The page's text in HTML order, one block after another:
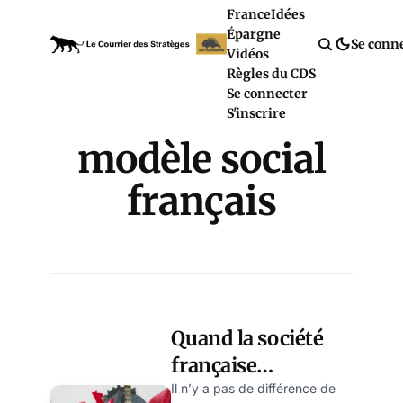
FranceIdées
Épargne
Vidéos
Règles du CDS
Se connecter
S'inscrire
Se
modèle social
français
Quand la société
française
commence-t-elle
Il n’y a pas de différence de